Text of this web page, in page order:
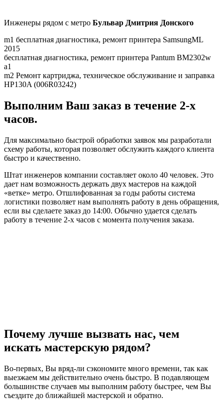
Инженеры рядом c метро Бульвар Дмитрия Донского
m1 бесплатная диагностика, ремонт принтера SamsungML
2015
бесплатная диагностика, ремонт принтера Pantum BM2302w
a1
m2 Ремонт картриджа, техническое обслуживание и заправка
HP130A (006R03242)
Выполним Ваш заказ в течение 2-х
часов.
Для максимально быстрой обработки заявок мы разработали
схему работы, которая позволяет обслужить каждого клиента
быстро и качественно.
Штат инженеров компании составляет около 40 человек. Это
дает нам возможность держать двух мастеров на каждой
«ветке» метро. Отшлифованная за годы работы система
логистики позволяет нам выполнять работу в день обращения,
если вы сделаете заказ до 14:00. Обычно удается сделать
работу в течение 2-х часов с момента получения заказа.
Почему лучше вызвать нас, чем
искать мастерскую рядом?
Во-первых, Вы вряд-ли сэкономите много времени, так как
выезжаем мы действительно очень быстро. В подавляющем
большинстве случаев мы выполним работу быстрее, чем Вы
съездите до ближайшей мастерской и обратно.